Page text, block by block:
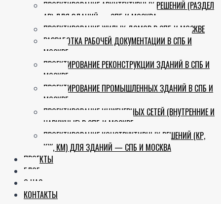
ПРОЕКТИРОВАНИЕ АРХИТЕКТУРНЫХ РЕШЕНИЙ (РАЗДЕЛ
АР) ДЛЯ ЗДАНИЙ — СПБ И МОСКВА
ПРОЕКТИРОВАНИЕ ЖИЛЫХ ДОМОВ В СПБ И МОСКВЕ
РАЗРАБОТКА РАБОЧЕЙ ДОКУМЕНТАЦИИ В СПБ И
МОСКВЕ
ПРОЕКТИРОВАНИЕ РЕКОНСТРУКЦИИ ЗДАНИЙ В СПБ И
МОСКВЕ
ПРОЕКТИРОВАНИЕ ПРОМЫШЛЕННЫХ ЗДАНИЙ В СПБ И
МОСКВЕ
ПРОЕКТИРОВАНИЕ ИНЖЕНЕРНЫХ СЕТЕЙ (ВНУТРЕННИЕ И
НАРУЖНЫЕ) В СПБ И МОСКВЕ
ПРОЕКТИРОВАНИЕ КОНСТРУКТИВНЫХ РЕШЕНИЙ (КР,
КЖ, КМ) ДЛЯ ЗДАНИЙ — СПБ И МОСКВА
ПРОЕКТЫ
БЛОГ
О НАС
КОНТАКТЫ